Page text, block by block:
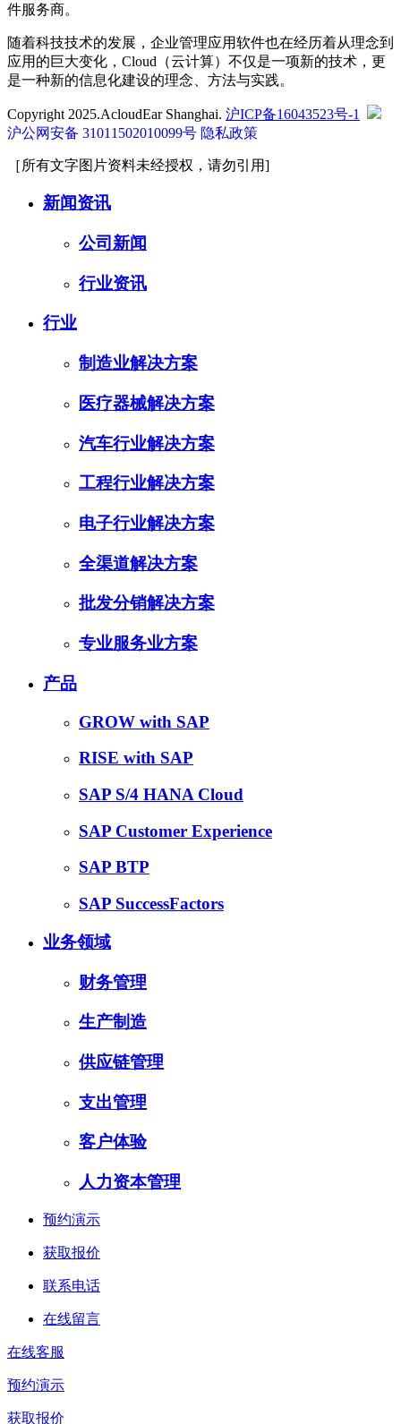
件服务商。
随着科技技术的发展，企业管理应用软件也在经历着从理念到
应用的巨大变化，Cloud（云计算）不仅是一项新的技术，更
是一种新的信息化建设的理念、方法与实践。
Copyright 2025.AcloudEar Shanghai. 沪ICP备16043523号-1
沪公网安备 31011502010099号 隐私政策
［所有文字图片资料未经授权，请勿引用]
新闻资讯
公司新闻
行业资讯
行业
制造业解决方案
医疗器械解决方案
汽车行业解决方案
工程行业解决方案
电子行业解决方案
全渠道解决方案
批发分销解决方案
专业服务业方案
产品
GROW with SAP
RISE with SAP
SAP S/4 HANA Cloud
SAP Customer Experience
SAP BTP
SAP SuccessFactors
业务领域
财务管理
生产制造
供应链管理
支出管理
客户体验
人力资本管理
预约演示
获取报价
联系电话
在线留言
在线客服
预约演示
获取报价